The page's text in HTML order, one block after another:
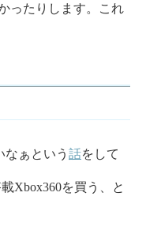
ったりします。これ
ぁという 話をして
Xbox360を買う、と